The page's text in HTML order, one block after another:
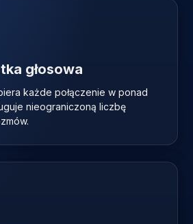
głosowa
każde połączenie w ponad
nieograniczoną liczbę